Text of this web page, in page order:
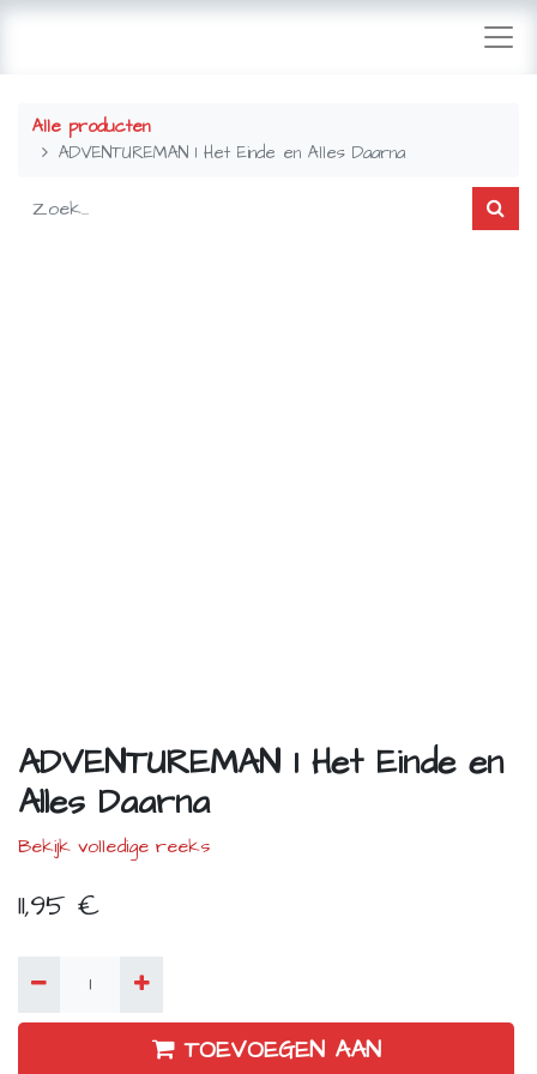
Alle producten
ADVENTUREMAN 1 Het Einde en Alles Daarna
ADVENTUREMAN 1 Het Einde en
Alles Daarna
Bekijk volledige reeks
11,95 €
TOEVOEGEN AAN